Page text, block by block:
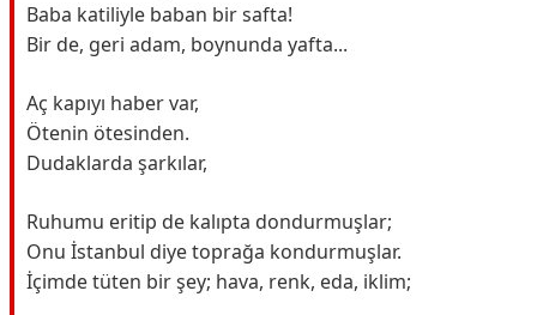
Baba katiliyle baban bir safta!
Bir de, geri adam, boynunda yafta...
Aç kapıyı haber var,
Ötenin ötesinden.
Dudaklarda şarkılar,
Ruhumu eritip de kalıpta dondurmuşlar;
Onu İstanbul diye toprağa kondurmuşlar.
İçimde tüten bir şey; hava, renk, eda, iklim;